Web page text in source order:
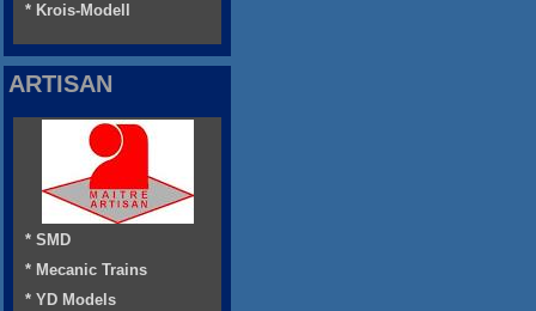
* Krois-Modell
ARTISAN
* SMD
* Mecanic Trains
* YD Models